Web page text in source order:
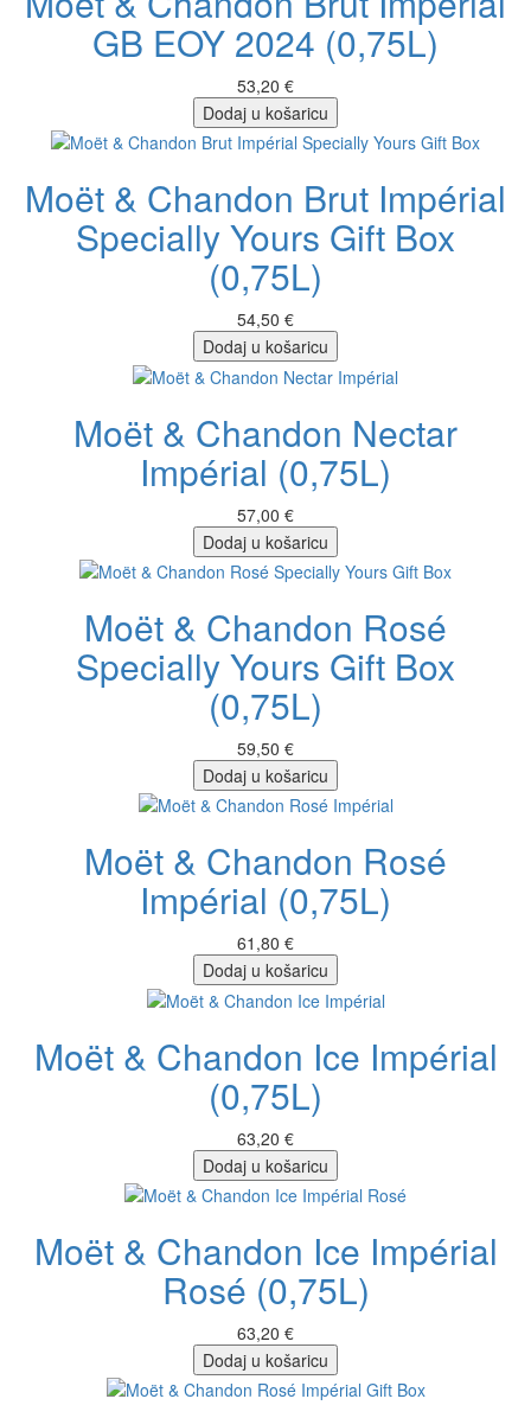
GB EOY 2024 (0,75L)
53,20 €
Dodaj u košaricu
Moët & Chandon Brut Impérial
Specially Yours Gift Box
(0,75L)
54,50 €
Dodaj u košaricu
Moët & Chandon Nectar
Impérial (0,75L)
57,00 €
Dodaj u košaricu
Moët & Chandon Rosé
Specially Yours Gift Box
(0,75L)
59,50 €
Dodaj u košaricu
Moët & Chandon Rosé
Impérial (0,75L)
61,80 €
Dodaj u košaricu
Moët & Chandon Ice Impérial
(0,75L)
63,20 €
Dodaj u košaricu
Moët & Chandon Ice Impérial
Rosé (0,75L)
63,20 €
Dodaj u košaricu